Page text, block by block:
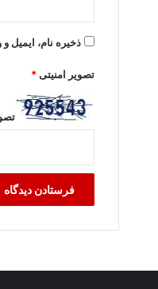
ذخیره نام، ایمیل
تصویر امنیتی*